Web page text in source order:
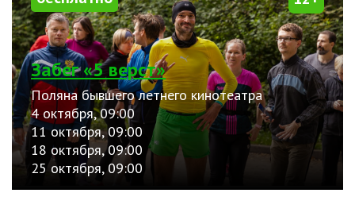
Забег «5 верст»
Поляна бывшего летнего кинотеатра
4 октября, 09:00
11 октября, 09:00
18 октября, 09:00
25 октября, 09:00